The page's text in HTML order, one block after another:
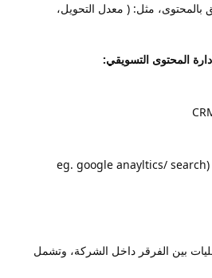
مثل: ( معدل التحويل،
المحتوى التسويقي:
– أدوات التحليل وقياس الأداء (eg. google anayltics/ search
بين الفرقر داخل الشركة، وتشمل